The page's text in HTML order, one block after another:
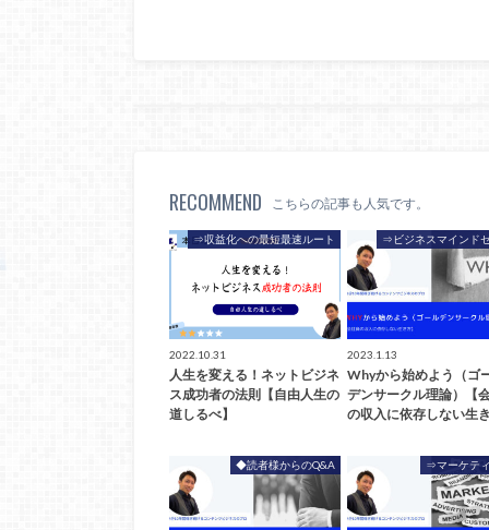
RECOMMEND こちらの記事も人気です。
⇒収益化への最短最速ルート
2022.10.31
人生を変える！ネットビジネ
ス成功者の法則【自由人生の
道しるべ】
⇒ビジネスマインド
2023.1.13
Whyから始めよう（ゴ
デンサークル理論）【
の収入に依存しない生
◆読者様からのQ&A ⇒マーケテ